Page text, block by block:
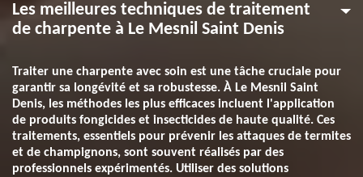
Les meilleures techniques de traitement
de charpente à Le Mesnil Saint Denis
Traiter une charpente avec soin est une tâche cruciale pour
garantir sa longévité et sa robustesse. À Le Mesnil Saint
Denis, les méthodes les plus efficaces incluent l'application
de produits fongicides et insecticides de haute qualité. Ces
traitements, essentiels pour prévenir les attaques de termites
et de champignons, sont souvent réalisés par des
professionnels expérimentés. Utiliser des solutions